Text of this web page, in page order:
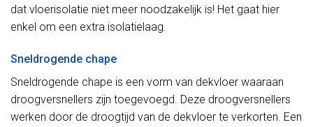
dat vloerisolatie niet meer noodzakelijk is! Het gaat hier
enkel om een extra isolatielaag.
Sneldrogende chape
Sneldrogende chape is een vorm van dekvloer waaraan
droogversnellers zijn toegevoegd. Deze droogversnellers
werken door de droogtijd van de dekvloer te verkorten. Een